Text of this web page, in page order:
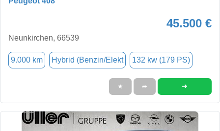
45.500 €
Neunkirchen, 66539
9.000 km Hybrid (Benzin/Elekt 132 kw (179 PS)
★ ➦ ➜